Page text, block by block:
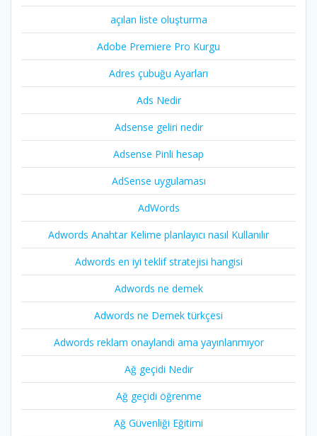
açılan liste oluşturma
Adobe Premiere Pro Kurgu
Adres çubuğu Ayarları
Ads Nedir
Adsense geliri nedir
Adsense Pinli hesap
AdSense uygulaması
AdWords
Adwords Anahtar Kelime planlayıcı nasıl Kullanılır
Adwords en iyi teklif stratejisi hangisi
Adwords ne demek
Adwords ne Demek türkçesi
Adwords reklam onaylandi ama yayınlanmıyor
Ağ geçidi Nedir
Ağ geçidi öğrenme
Ağ Güvenliği Eğitimi